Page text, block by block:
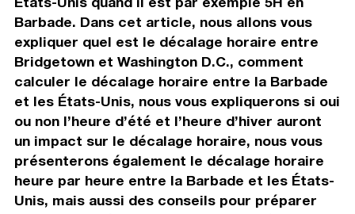
Barbade. Dans cet article, nous allons vous
expliquer quel est le décalage horaire entre
Bridgetown et Washington D.C., comment
calculer le décalage horaire entre la Barbade
et les États-Unis, nous vous expliquerons si oui
ou non l’heure d’été et l’heure d’hiver auront
un impact sur le décalage horaire, nous vous
présenterons également le décalage horaire
heure par heure entre la Barbade et les États-
Unis, mais aussi des conseils pour préparer